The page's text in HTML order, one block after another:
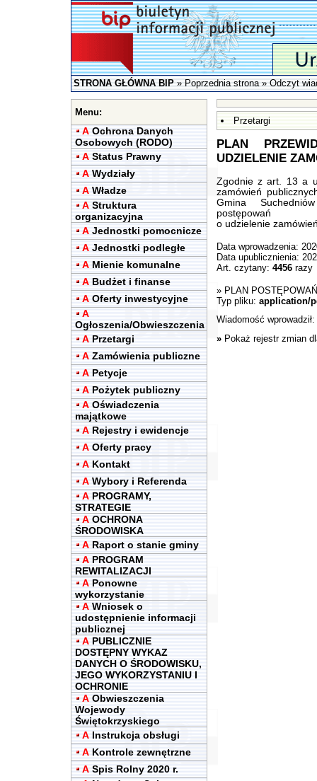
STRONA GŁÓWNA BIP»Poprzednia strona» Odczyt
Menu:
A Ochrona Danych
Osobowych (RODO)
A Status Prawny
A Wydziały
A Władze
A Struktura
organizacyjna
A Jednostki pomocnicze
A Jednostki podległe
A Mienie komunalne
A Budżet i finanse
A Oferty inwestycyjne
A
Ogłoszenia/Obwieszczenia
A Przetargi
A Zamówienia publiczne
A Petycje
A Pożytek publiczny
A Oświadczenia
majątkowe
A Rejestry i ewidencje
A Oferty pracy
A Kontakt
A Wybory i Referenda
A PROGRAMY,
STRATEGIE
A OCHRONA
ŚRODOWISKA
A Raport o stanie gminy
A PROGRAM
REWITALIZACJI
A Ponowne
wykorzystanie
A Wniosek o
udostępnienie informacji
publicznej
A PUBLICZNIE
DOSTĘPNY WYKAZ
DANYCH O ŚRODOWISKU,
JEGO WYKORZYSTANIU I
OCHRONIE
A Obwieszczenia
Wojewody
Świętokrzyskiego
A Instrukcja obsługi
A Kontrole zewnętrzne
A Spis Rolny 2020 r.
Przetargi
PLAN
UDZIELENIE
Zgodnie z art. 13 a
zamówień
Gmina
postępowań
o udzielenie
Data wprowadzenia:
Data upublicznienia:
Art. czytany: 4456razy
» PLAN
Typ pliku: application/
Wiadomość wprowadził:
» Pokaż rejestr zmian